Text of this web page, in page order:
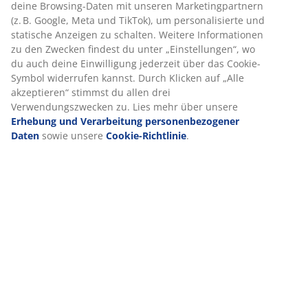
Spezifikationen
Bewertungen
(111)
Lieferung